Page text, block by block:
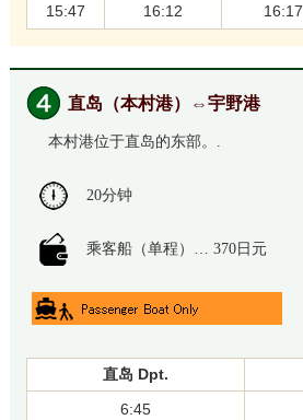
15:47 16:12 16:17
直岛（本村港）⇔宇野港
本村港位于直岛的东部。.
20分钟
乘客船（单程）… 370日元
直岛 Dpt.
6:45